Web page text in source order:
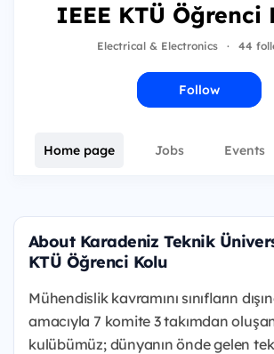
IEEE KTÜ Öğrenci
Electrical & Electronics · 44
Follow
Home page Jobs Events
About Karadeniz Teknik
KTÜ Öğrenci Kolu
Mühendislik kavramını sınıfların
amacıyla 7 komite 3 takımdan
kulübümüz; dünyanın önde gelen